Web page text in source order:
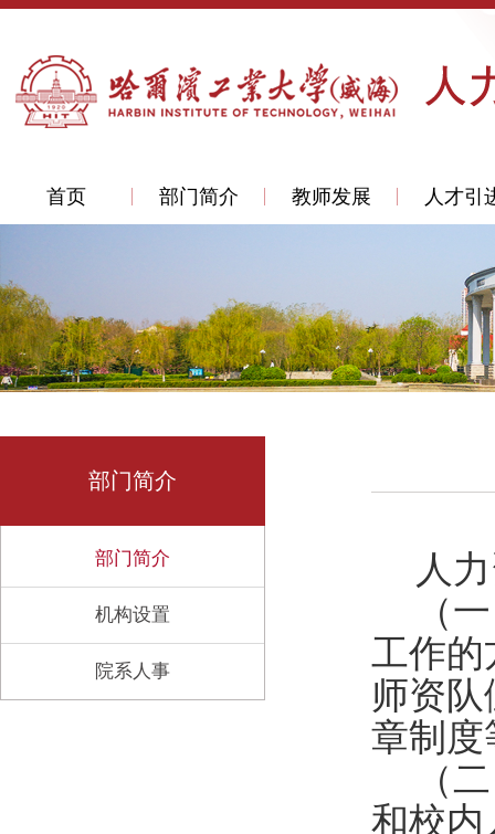
首页 部门简介 教师发展 人才引
部门简介
部门简介
机构设置
院系人事
人
（
工作的
师资
章制度
（
和校内